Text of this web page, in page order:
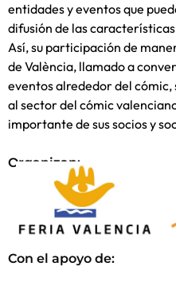
entidades y eventos que
difusión de las
Así, su participación de
de València, llamado a
eventos alrededor del cómic,
al sector del cómic
importante de sus socios y
Organizan:
Con el apoyo de: